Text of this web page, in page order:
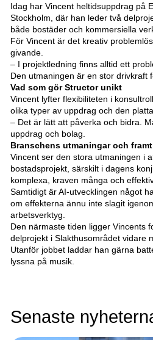
Idag har Vincent heltidsuppdrag på
Stockholm, där han leder två
både bostäder och kommersiella
För Vincent är det kreativ
givande.
– I projektledning finns alltid ett
Den utmaningen är en stor drivkraft
Vad som gör Structor unikt
Vincent lyfter flexibiliteten i
olika typer av uppdrag och den
– Det är lätt att påverka och bidra.
uppdrag och bolag.
Branschens utmaningar och
Vincent ser den stora utmaningen i
bostadsprojekt, särskilt i dagens
komplexa, kraven många och
Samtidigt är AI-utvecklingen något
om effekterna ännu inte slagit
arbetsverktyg.
Den närmaste tiden ligger Vincents
delprojekt i Slakthusområdet vidare
Utanför jobbet laddar han gärna
lyssna på musik.
Senaste